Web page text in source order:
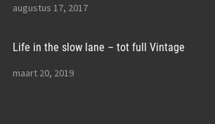
augustus 17, 2017
Life in the slow lane – tot full Vintage
maart 20, 2019